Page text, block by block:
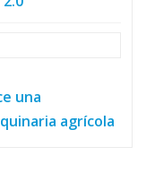
una
agrícola